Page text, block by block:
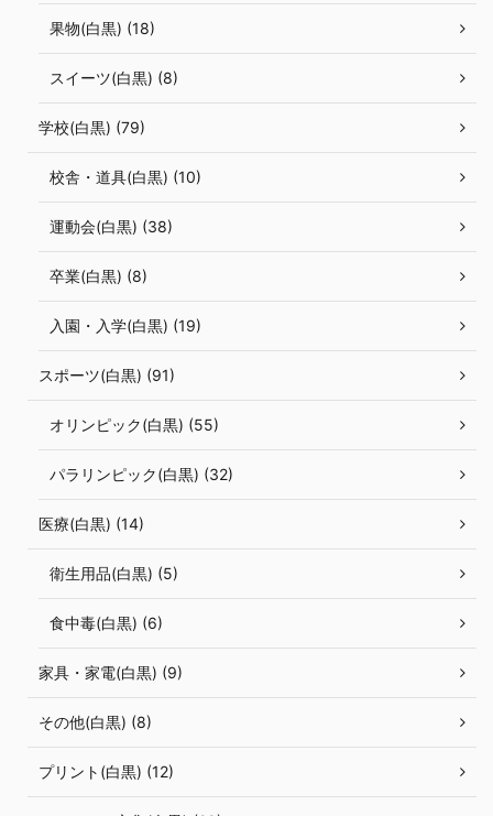
果物(白黒) (18)
スイーツ(白黒) (8)
学校(白黒) (79)
校舎・道具(白黒) (10)
運動会(白黒) (38)
卒業(白黒) (8)
入園・入学(白黒) (19)
スポーツ(白黒) (91)
オリンピック(白黒) (55)
パラリンピック(白黒) (32)
医療(白黒) (14)
衛生用品(白黒) (5)
食中毒(白黒) (6)
家具・家電(白黒) (9)
その他(白黒) (8)
プリント(白黒) (12)